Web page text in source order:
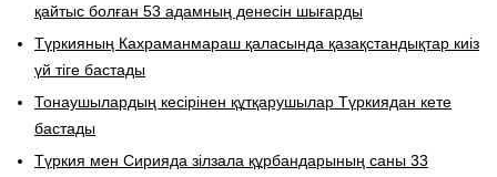
қайтыс болған 53 адамның денесін шығарды
Түркияның Кахраманмараш қаласында қазақстандықтар киіз
үй тіге бастады
Тонаушылардың кесірінен құтқарушылар Түркиядан кете
бастады
Түркия мен Сирияда зілзала құрбандарының саны 33